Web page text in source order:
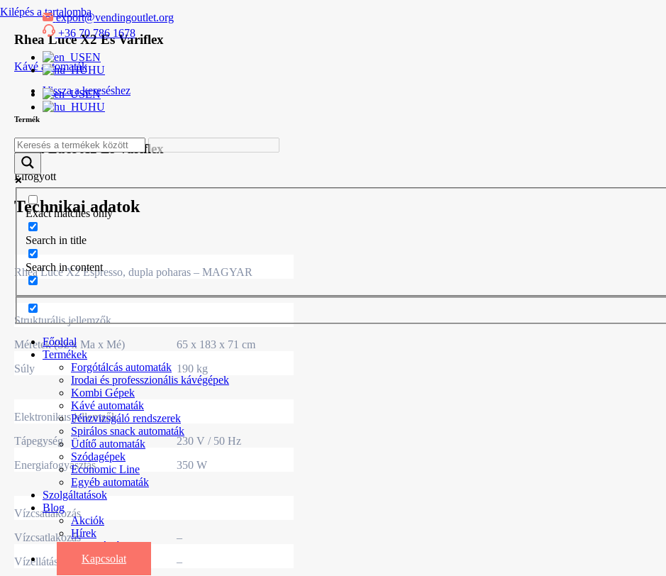
Kilépés a tartalombaexport@vendingoutlet.org
+36 70 786 1678
EN
HU
EN
HU
Exact matches only
Search in title
Search in content
Főoldal
Termékek
Forgótálcás automaták
Irodai és professzionális kávégépek
Kombi Gépek
Kávé automaták
Pénzvizsgáló rendszerek
Spirálos snack automaták
Üdítő automaták
Szódagépek
Economic Line
Egyéb automaták
Szolgáltatások
Blog
Akciók
Hírek
Információk
Kapcsolat
Rhea Luce X2 Es Variflex
Kávé automaták
Vissza a kereséshez
Termék
Rhea Luce X2 Es Variflex
Elfogyott
Technikai adatok
Rhea Luce X2 Espresso, dupla poharas – MAGYAR
Strukturális jellemzők
Méretek (Sz x Ma x Mé)
65 x 183 x 71 cm
Súly
190 kg
Elektronikus jellemzők
Tápegység
230 V / 50 Hz
Energiafogyasztás
350 W
Vízcsatlakozás
Vízcsatlakozás
–
Vízellátás
–